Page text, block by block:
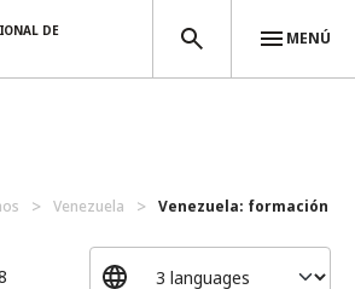
DE
MENÚ
Venezuela Venezuela: formación